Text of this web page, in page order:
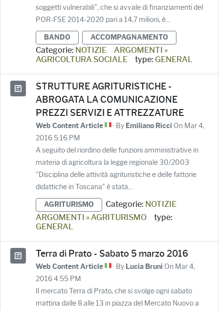
soggetti vulnerabili", che si avvale di finanziamenti del
POR-FSE 2014-2020 pari a 14,7 milioni, è...
BANDO ACCOMPAGNAMENTO
Categorie: NOTIZIE
ARGOMENTI »
AGRICOLTURA SOCIALE
type: GENERAL
STRUTTURE AGRITURISTICHE -
ABROGATA LA COMUNICAZIONE
PREZZI SERVIZI E ATTREZZATURE
Web Content Article · By Emiliano Ricci On Mar 4,
2016 5:16 PM
A seguito del riordino delle funzioni amministrative in
materia di agricoltura la legge regionale 30/2003
"Disciplina delle attività agrituristiche e delle fattorie
didattiche in Toscana" è stata...
AGRITURISMO Categorie: NOTIZIE
ARGOMENTI » AGRITURISMO
type:
GENERAL
Terra di Prato - Sabato 5 marzo 2016
Web Content Article · By Lucia Bruni On Mar 4,
2016 4:55 PM
Il mercato Terra di Prato, che si svolge ogni sabato
mattina dalle 8 alle 13 in piazza del Mercato Nuovo a